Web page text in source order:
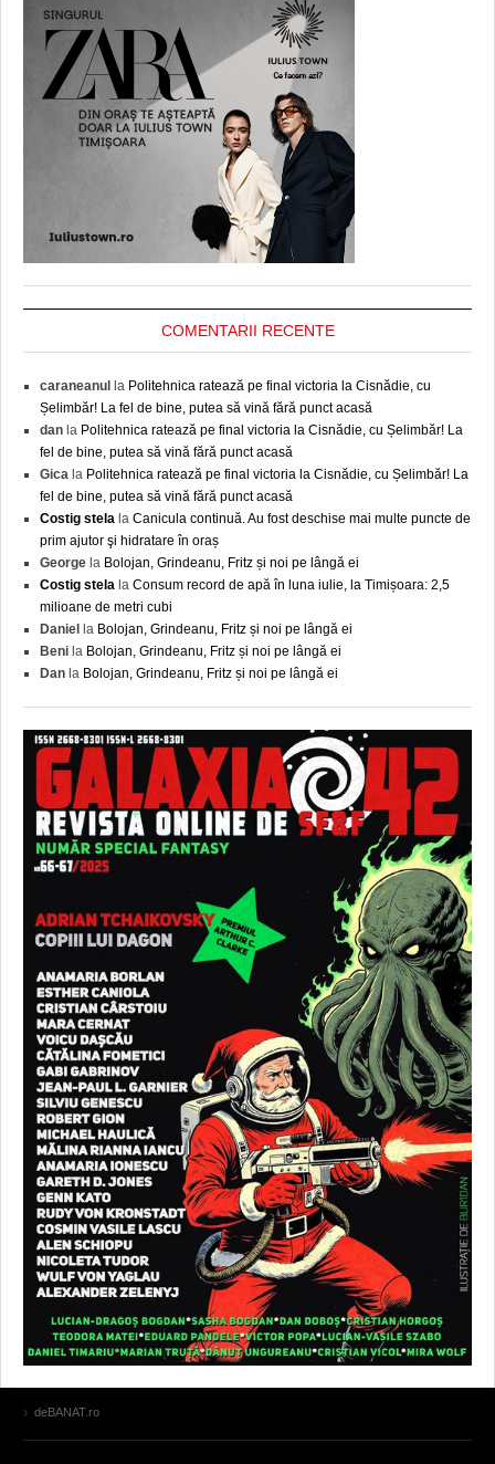
COMENTARII RECENTE
caraneanul la Politehnica ratează pe final victoria la Cisnădie, cu
Șelimbăr! La fel de bine, putea să vină fără punct acasă
dan la Politehnica ratează pe final victoria la Cisnădie, cu Șelimbăr! La
fel de bine, putea să vină fără punct acasă
Gica la Politehnica ratează pe final victoria la Cisnădie, cu Șelimbăr! La
fel de bine, putea să vină fără punct acasă
Costig stela la Canicula continuă. Au fost deschise mai multe puncte de
prim ajutor şi hidratare în oraș
George la Bolojan, Grindeanu, Fritz și noi pe lângă ei
Costig stela la Consum record de apă în luna iulie, la Timișoara: 2,5
milioane de metri cubi
Daniel
la Bolojan, Grindeanu, Fritz și noi pe lângă ei
Beni la Bolojan, Grindeanu, Fritz și noi pe lângă ei
Dan la Bolojan, Grindeanu, Fritz și noi pe lângă ei
deBANAT.ro